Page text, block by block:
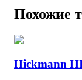
Похожие
Hickmann